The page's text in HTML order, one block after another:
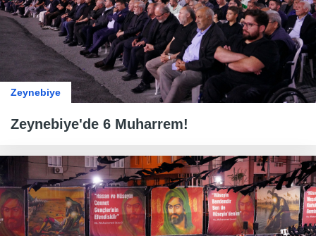
Zeynebiye
Zeynebiye'de 6 Muharrem!